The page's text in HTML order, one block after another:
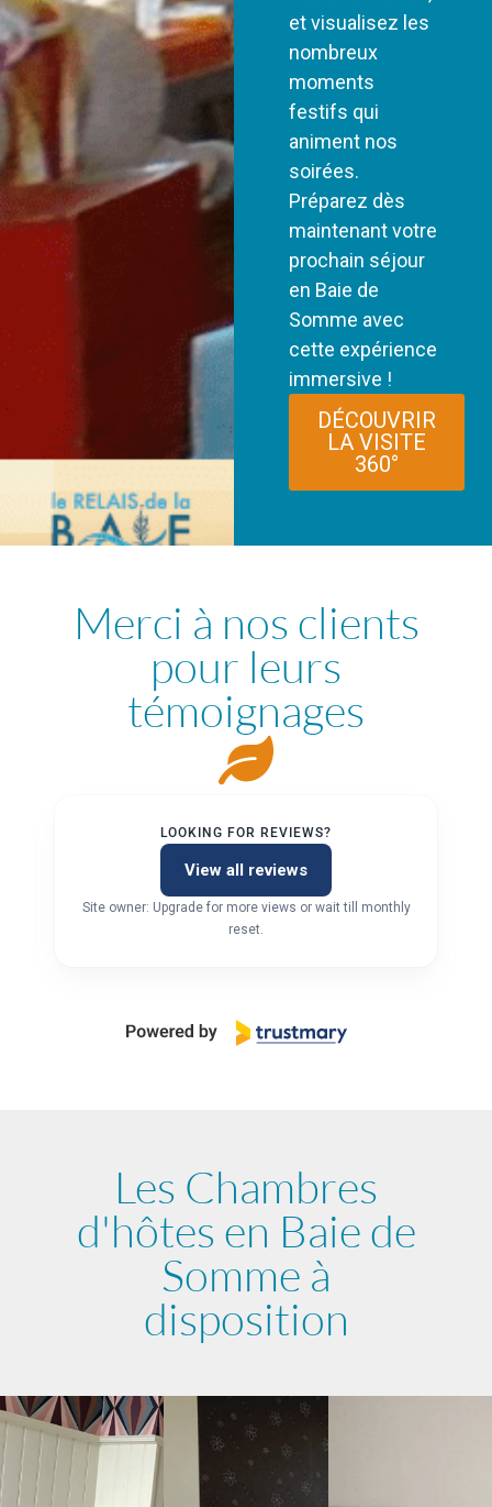
et visualisez les
nombreux
moments
festifs qui
animent nos
soirées.
Préparez dès
maintenant votre
prochain séjour
en Baie de
Somme avec
cette expérience
immersive !
DÉCOUVRIR
LA VISITE
360°
Merci à nos clients
pour leurs
témoignages
LOOKING FOR REVIEWS?
View all reviews
Site owner: Upgrade for more views or wait till monthly
reset.
Les Chambres
d'hôtes en Baie de
Somme à
disposition